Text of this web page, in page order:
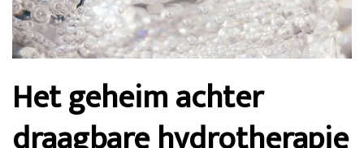
Het geheim achter